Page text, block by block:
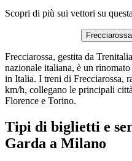
Scopri di più sui vettori su
Frecciarossa
Frecciarossa, gestita da
nazionale italiana, è un
in Italia. I treni di Frecciarossa,
km/h, collegano le principali
Florence e Torino.
Tipi di biglietti e
Garda a Milano